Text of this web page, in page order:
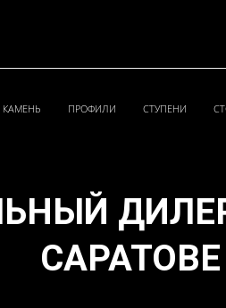
ПРОФИЛИ СТУПЕНИ
ДИЛЕР
САРАТОВЕ